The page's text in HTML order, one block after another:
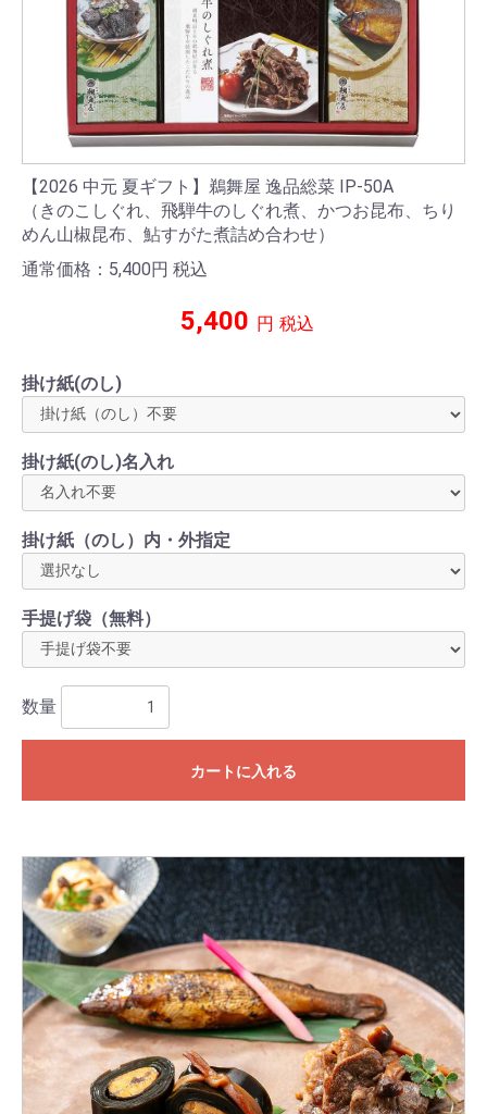
【2026 中元 夏ギフト】鵜舞屋 逸品総菜 IP-50A
（きのこしぐれ、飛騨牛のしぐれ煮、かつお昆布、ちり
めん山椒昆布、鮎すがた煮詰め合わせ）
通常価格：5,400円 税込
5,400 円 税込
掛け紙(のし)
掛け紙(のし)名入れ
掛け紙（のし）内・外指定
手提げ袋（無料）
数量
カートに入れる
お買い物を続ける カートへ進む